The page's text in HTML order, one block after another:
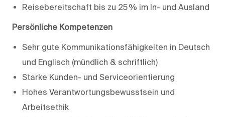
Reisebereitschaft bis zu 25 % im In- und Ausland
Persönliche Kompetenzen
Sehr gute Kommunikationsfähigkeiten in Deutsch
und Englisch (mündlich & schriftlich)
Starke Kunden- und Serviceorientierung
Hohes Verantwortungsbewusstsein und
Arbeitsethik